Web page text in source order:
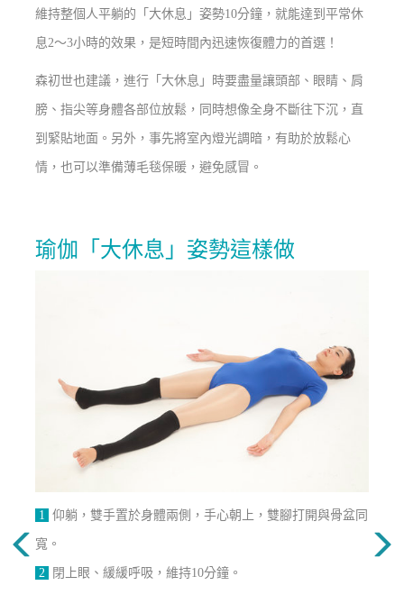
維持整個人平躺的「大休息」姿勢10分鐘，就能達到平常休
息2～3小時的效果，是短時間內迅速恢復體力的首選！
森初世也建議，進行「大休息」時要盡量讓頭部、眼睛、肩
膀、指尖等身體各部位放鬆，同時想像全身不斷往下沉，直
到緊貼地面。另外，事先將室內燈光調暗，有助於放鬆心
情，也可以準備薄毛毯保暖，避免感冒。
瑜伽「大休息」姿勢這樣做
1 仰躺，雙手置於身體兩側，手心朝上，雙腳打開與骨盆同
寬。
2 閉上眼、緩緩呼吸，維持10分鐘。